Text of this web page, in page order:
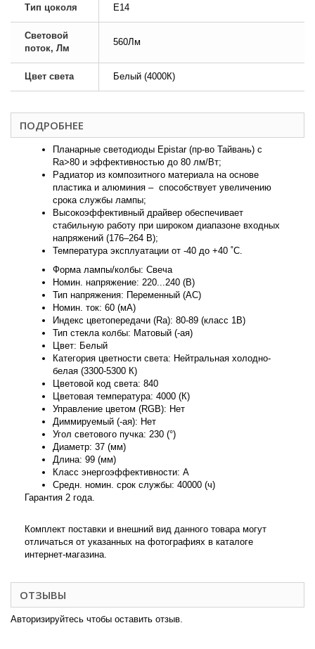
Тип цоколя Е14
Световой
поток, Лм
560Лм
Цвет света Белый (4000К)
ПОДРОБНЕЕ
Планарные светодиоды Epistar (пр-во Тайвань) с
Ra>80 и эффективностью до 80 лм/Вт;
Радиатор из композитного материала на основе
пластика и алюминия – способствует увеличению
срока службы лампы;
Высокоэффективный драйвер обеспечивает
стабильную работу при широком диапазоне входных
напряжений (176–264 В);
Температура эксплуатации от -40 до +40 ˚С.
Форма лампы/колбы: Свеча
Номин. напряжение: 220...240 (В)
Тип напряжения: Переменный (AC)
Номин. ток: 60 (мА)
Индекс цветопередачи (Ra): 80-89 (класс 1B)
Тип стекла колбы: Матовый (-ая)
Цвет: Белый
Категория цветности света: Нейтральная холодно-
белая (3300-5300 К)
Цветовой код света: 840
Цветовая температура: 4000 (К)
Управление цветом (RGB): Нет
Диммируемый (-ая): Нет
Угол светового пучка: 230 (°)
Диаметр: 37 (мм)
Длина: 99 (мм)
Класс энергоэффективности: A
Средн. номин. срок службы: 40000 (ч)
Гарантия 2 года.
Комплект поставки и внешний вид данного товара могут
отличаться от указанных на фотографиях в каталоге
интернет-магазина.
ОТЗЫВЫ
Авторизируйтесь чтобы оставить отзыв.